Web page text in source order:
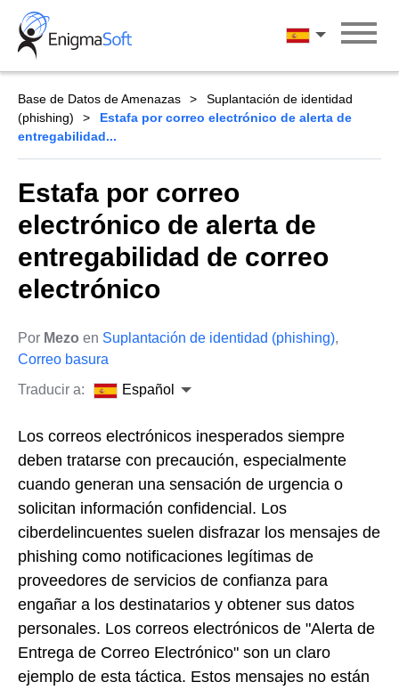
Skip
content
Español
Base de Datos de Amenazas
Suplantación de identidad
(phishing)
Estafa por correo electrónico de alerta de
entregabilidad...
Estafa por correo
electrónico de alerta de
entregabilidad de correo
electrónico
Por Mezo en Suplantación de identidad (phishing),
Correo basura
Traducir a:
Español
Los correos electrónicos inesperados siempre
deben tratarse con precaución, especialmente
cuando generan una sensación de urgencia o
solicitan información confidencial. Los
ciberdelincuentes suelen disfrazar los mensajes de
phishing como notificaciones legítimas de
proveedores de servicios de confianza para
engañar a los destinatarios y obtener sus datos
personales. Los correos electrónicos de "Alerta de
Entrega de Correo Electrónico" son un claro
ejemplo de esta táctica. Estos mensajes no están